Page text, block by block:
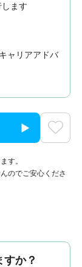
ます
ャリアアドバ
す。
のでご安心くださ
か？